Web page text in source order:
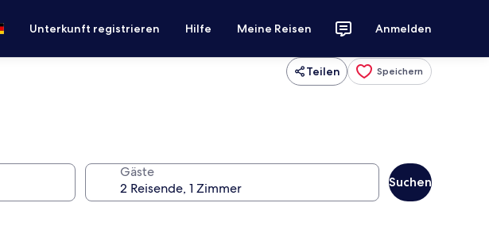
Unterkunft registrieren Hilfe Meine Reisen Anmelden
Teilen Speichern
Gäste
Suchen